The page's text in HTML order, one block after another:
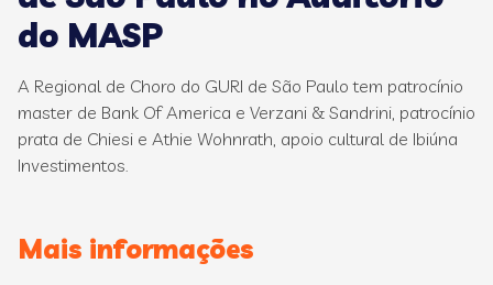
do MASP
A Regional de Choro do GURI de São Paulo tem patrocínio
master de Bank Of America e Verzani & Sandrini, patrocínio
prata de Chiesi e Athie Wohnrath, apoio cultural de Ibiúna
Investimentos.
Mais informações